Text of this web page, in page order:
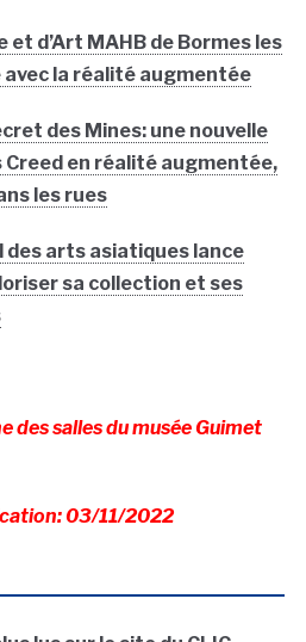
et d’Art MAHB de Bormes les
la réalité augmentée
des Mines: une nouvelle
Creed en réalité augmentée,
les rues
des arts asiatiques lance
sa collection et ses
des salles du musée Guimet
03/11/2022